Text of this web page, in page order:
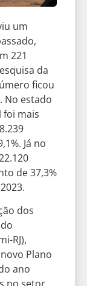
um
221
da
ficou
No estado
foi mais
Já no
de 37,3%
dos
RJ),
Plano
ano